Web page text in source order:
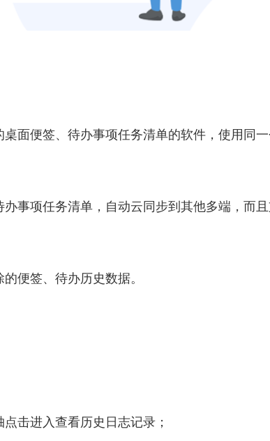
面便签、待办事项任务清单的软件，使用同
事项任务清单，自动云同步到其他多端，而
便签、待办历史数据。
击进入查看历史日志记录；